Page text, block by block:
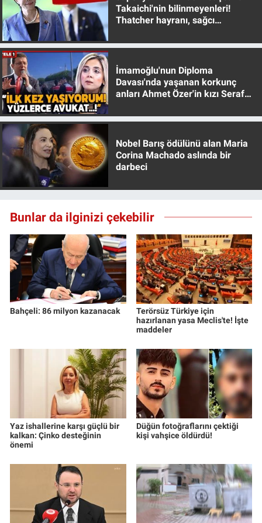
Takaichi'nin bilinmeyenleri!
Thatcher hayranı, sağcı
İmamoğlu'nun Diploma
Davası'nda yaşanan korkunç
anları Ahmet Özer'in kızı Seraf
Nobel Barış ödülünü alan Maria
Corina Machado aslında bir
darbeci
Bunlar da ilginizi çekebilir
Bahçeli: 86 milyon kazanacak
Terörsüz Türkiye için
hazırlanan yasa Meclis'te! İşte
maddeler
Yaz ishallerine karşı güçlü bir
kalkan: Çinko desteğinin
önemi
Düğün fotoğraflarını çektiği
kişi vahşice öldürdü!